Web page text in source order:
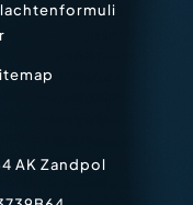
AK Zandpol